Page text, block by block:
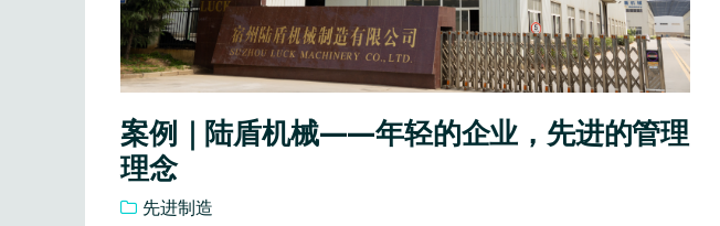
案例｜陆盾机械——年轻的企业，先进的管理
理念
先进制造